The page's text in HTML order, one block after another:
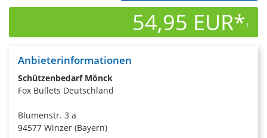
54,95 EUR*1
Anbieterinformationen
Schützenbedarf Mönck
Fox Bullets Deutschland
Blumenstr. 3 a
94577 Winzer (Bayern)